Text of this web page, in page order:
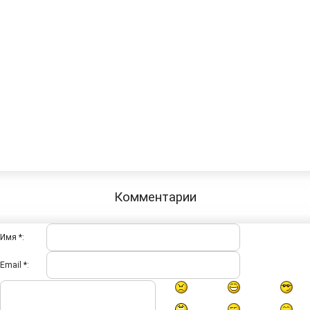
Комментарии
Имя *:
Email *: